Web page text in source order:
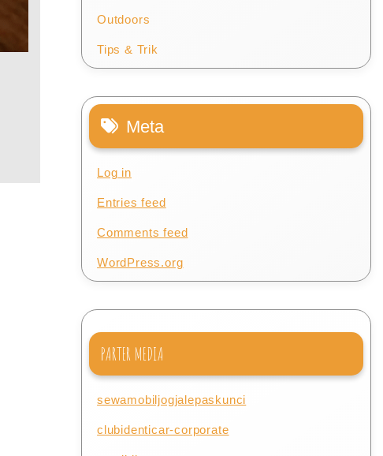
Outdoors
Tips & Trik
Meta
Log in
Entries feed
Comments feed
WordPress.org
PARTER MEDIA
sewamobiljogjalepaskunci
clubidenticar-corporate